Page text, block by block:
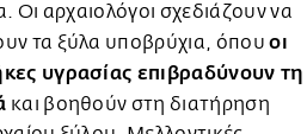
Οι αρχαιολόγοι σχεδιάζουν να
τα ξύλα υποβρύχια, όπουοι
υγρασίας επιβραδύνουν τη
και βοηθούν στη διατήρηση